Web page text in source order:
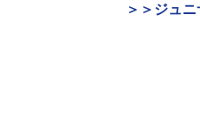
＞＞ジュ